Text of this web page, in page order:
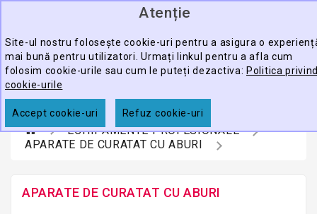
Atenție
Site-ul nostru folosește cookie-uri pentru a asigura o
mai bună pentru utilizatori. Urmați linkul pentru a afla cum
folosim cookie-urile sau cum le puteți dezactiva: Politica
cookie-urile
Accept cookie-uri Refuz cookie-uri
CĂUTARE
ECHIPAMENTE
PROFESIONALE
ACCESORII
PROMOTII
ECHIPAMENTE PROFESIONALE
APARATE DE CURATAT CU ABURI
APARATE DE CURATAT CU ABURI